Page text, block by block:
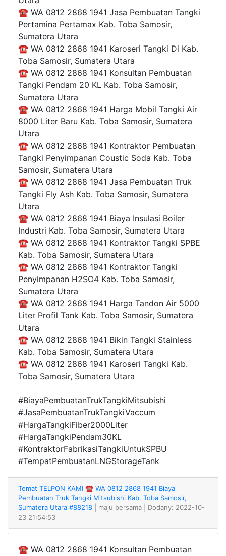
☎ WA 0812 2868 1941 Jasa Pembuatan Tangki
Pertamina Pertamax Kab. Toba Samosir,
Sumatera Utara
☎ WA 0812 2868 1941 Karoseri Tangki Di Kab.
Toba Samosir, Sumatera Utara
☎ WA 0812 2868 1941 Konsultan Pembuatan
Tangki Pendam 20 KL Kab. Toba Samosir,
Sumatera Utara
☎ WA 0812 2868 1941 Harga Mobil Tangki Air
8000 Liter Baru Kab. Toba Samosir, Sumatera
Utara
☎ WA 0812 2868 1941 Kontraktor Pembuatan
Tangki Penyimpanan Coustic Soda Kab. Toba
Samosir, Sumatera Utara
☎ WA 0812 2868 1941 Jasa Pembuatan Truk
Tangki Fly Ash Kab. Toba Samosir, Sumatera
Utara
☎ WA 0812 2868 1941 Biaya Insulasi Boiler
Industri Kab. Toba Samosir, Sumatera Utara
☎ WA 0812 2868 1941 Kontraktor Tangki SPBE
Kab. Toba Samosir, Sumatera Utara
☎ WA 0812 2868 1941 Kontraktor Tangki
Penyimpanan H2SO4 Kab. Toba Samosir,
Sumatera Utara
☎ WA 0812 2868 1941 Harga Tandon Air 5000
Liter Profil Tank Kab. Toba Samosir, Sumatera
Utara
☎ WA 0812 2868 1941 Bikin Tangki Stainless
Kab. Toba Samosir, Sumatera Utara
☎ WA 0812 2868 1941 Karoseri Tangki Kab.
Toba Samosir, Sumatera Utara
#BiayaPembuatanTrukTangkiMitsubishi
#JasaPembuatanTrukTangkiVaccum
#HargaTangkiFiber2000Liter
#HargaTangkiPendam30KL
#KontraktorFabrikasiTangkiUntukSPBU
#TempatPembuatanLNGStorageTank
Temat TELPON KAMI ☎ WA 0812 2868 1941 Biaya
Pembuatan Truk Tangki Mitsubishi Kab. Toba Samosir,
Sumatera Utara #88218
| maju bersama
| Dodany: 2022-10-
23 21:54:53
☎ WA 0812 2868 1941 Konsultan Pembuatan